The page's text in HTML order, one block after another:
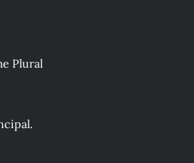
Plural